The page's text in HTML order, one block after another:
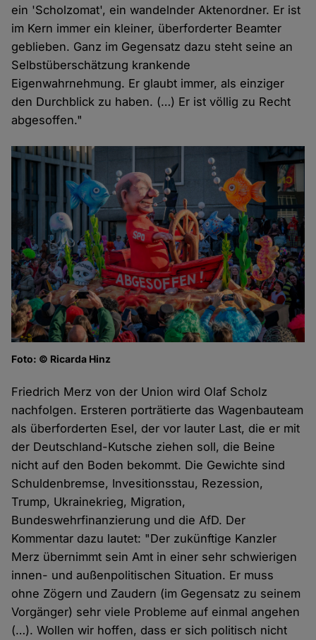
ein 'Scholzomat', ein wandelnder Aktenordner. Er ist
im Kern immer ein kleiner, überforderter Beamter
geblieben. Ganz im Gegensatz dazu steht seine an
Selbstüberschätzung krankende
Eigenwahrnehmung. Er glaubt immer, als einziger
den Durchblick zu haben. (…) Er ist völlig zu Recht
abgesoffen."
Foto: © Ricarda Hinz
Friedrich Merz von der Union wird Olaf Scholz
nachfolgen. Ersteren porträtierte das Wagenbauteam
als überforderten Esel, der vor lauter Last, die er mit
der Deutschland-Kutsche ziehen soll, die Beine
nicht auf den Boden bekommt. Die Gewichte sind
Schuldenbremse, Invesitionsstau, Rezession,
Trump, Ukrainekrieg, Migration,
Bundeswehrfinanzierung und die AfD. Der
Kommentar dazu lautet: "Der zukünftige Kanzler
Merz übernimmt sein Amt in einer sehr schwierigen
innen- und außenpolitischen Situation. Er muss
ohne Zögern und Zaudern (im Gegensatz zu seinem
Vorgänger) sehr viele Probleme auf einmal angehen
(…). Wollen wir hoffen, dass er sich politisch nicht